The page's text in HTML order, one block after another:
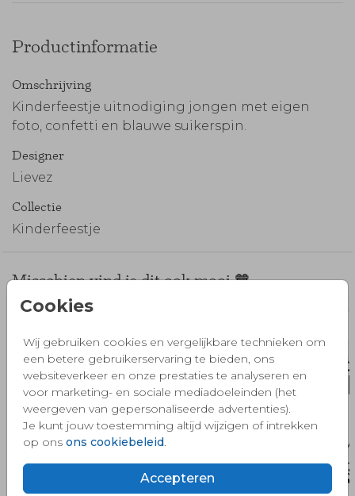
Cookies
Wij gebruiken cookies en vergelijkbare technieken om
een betere gebruikerservaring te bieden, ons
websiteverkeer en onze prestaties te analyseren en
voor marketing- en sociale mediadoeleinden (het
weergeven van gepersonaliseerde advertenties).
Je kunt jouw toestemming altijd wijzigen of intrekken
op ons ons cookiebeleid
Accepteren
Productinformatie
Omschrijving
Kinderfeestje uitnodiging jongen met eigen
foto, confetti en blauwe suikerspin.
Designer
Lievez
Collectie
Kinderfeestje
Misschien vind je dit ook mooi 🧡